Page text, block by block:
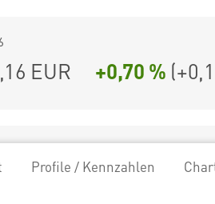
EUR +0,70 % (
Profile / Kennzahlen